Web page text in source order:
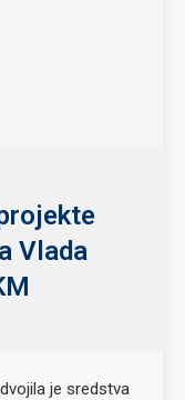
Vlada
je sredstva